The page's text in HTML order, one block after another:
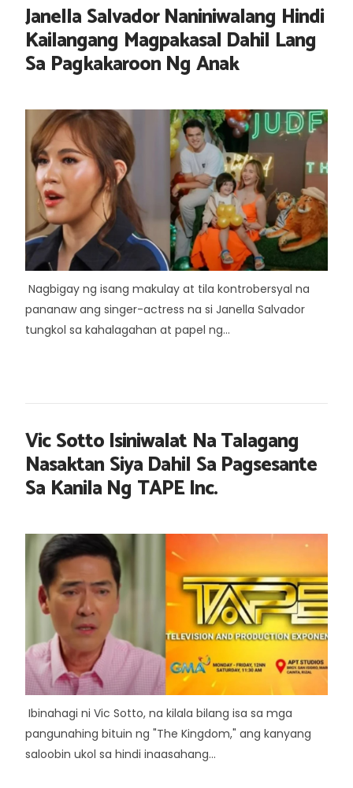
Janella Salvador Naniniwalang Hindi
Kailangang Magpakasal Dahil Lang
Sa Pagkakaroon Ng Anak
Nagbigay ng isang makulay at tila kontrobersyal na
pananaw ang singer-actress na si Janella Salvador
tungkol sa kahalagahan at papel ng...
Vic Sotto Isiniwalat Na Talagang
Nasaktan Siya Dahil Sa Pagsesante
Sa Kanila Ng TAPE Inc.
Ibinahagi ni Vic Sotto, na kilala bilang isa sa mga
pangunahing bituin ng "The Kingdom," ang kanyang
saloobin ukol sa hindi inaasahang...